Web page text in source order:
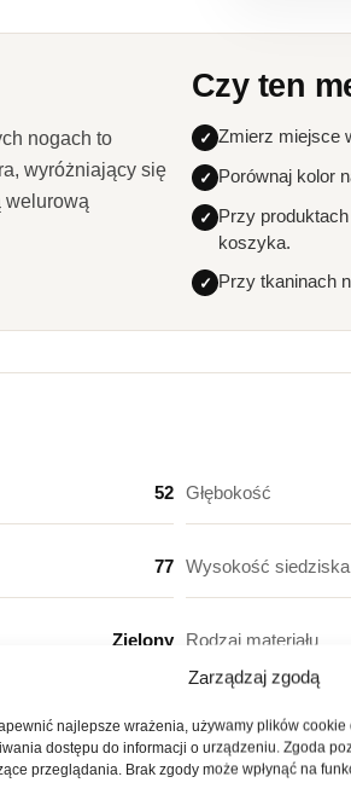
Zarządzaj zgodą
najlepsze wrażenia, używamy plików
dostępu do informacji o urządzeniu. Zgoda
przeglądania. Brak zgody może wpłynąć na
nogach to
wyróżniający się
welurową
Czy ten
Zmierz miejsce
Porównaj kolor
Przy
koszyka.
Przy tkaninach
52 Głębokość
77 Wysokość siedziska
Zielony Rodzaj materiału
Głębokość siedziska
dużym stopniu